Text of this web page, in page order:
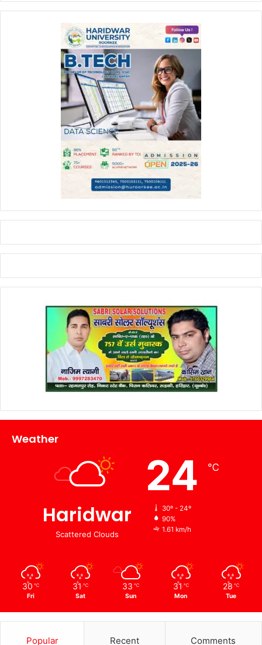
Weather
Haridwar
Scattered Clouds
24 ℃
30º - 24º
90%
1.61 km/h
30 ℃
Fri
31 ℃
Sat
33 ℃
Sun
31 ℃
Mon
28 ℃
Tue
Popular Recent Comments